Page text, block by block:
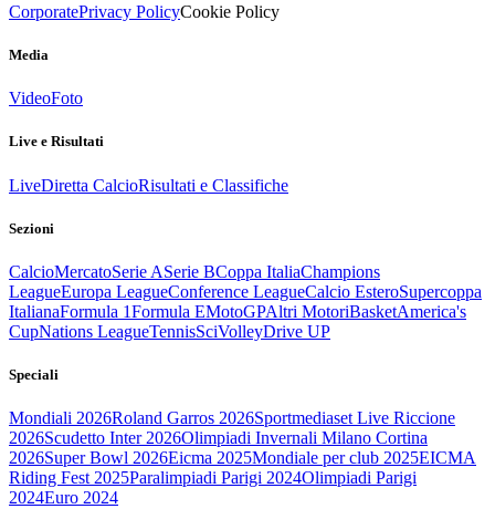
CorporatePrivacy PolicyCookie Policy
Media
VideoFoto
Live e Risultati
LiveDiretta CalcioRisultati e Classifiche
Sezioni
CalcioMercatoSerie ASerie BCoppa ItaliaChampions
LeagueEuropa LeagueConference LeagueCalcio EsteroSupercoppa
ItalianaFormula 1Formula EMotoGPAltri MotoriBasketAmerica's
CupNations LeagueTennisSciVolleyDrive UP
Speciali
Mondiali 2026Roland Garros 2026Sportmediaset Live Riccione
2026Scudetto Inter 2026Olimpiadi Invernali Milano Cortina
2026Super Bowl 2026Eicma 2025Mondiale per club 2025EICMA
Riding Fest 2025Paralimpiadi Parigi 2024Olimpiadi Parigi
2024Euro 2024